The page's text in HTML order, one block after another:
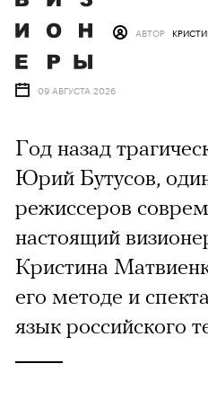
АВТОР
09 АВГУСТА 2026
Год назад
Юрий Бутусов,
режиссеров
настоящий
Кристина
его методе и
язык российского